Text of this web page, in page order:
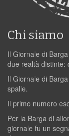
Chi siamo
Il Giornale di
due realtà distinte:
Il Giornale di
spalle.
Il primo numero
Per la Barga di
giornale fu un